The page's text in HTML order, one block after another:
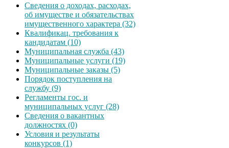
Сведения о доходах, расходах,
об имуществе и обязательствах
имущественного характера (32)
Квалификац. требования к
кандидатам (10)
Муниципальная служба (43)
Муниципальные услуги (19)
Муниципальные заказы (5)
Порядок поступления на
службу (9)
Регламенты гос. и
муниципальных услуг (28)
Сведения о вакантных
должностях (0)
Условия и результаты
конкурсов (1)